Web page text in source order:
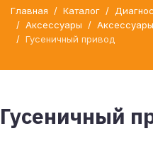
Главная Каталог
Аксессуары
Гусеничный привод
Гусеничный